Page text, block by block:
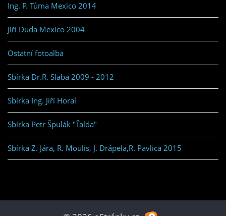
Ing. P. Tůma Mexico 2014
Jiří Duda Mexico 2004
Ostatní fotoalba
Sbírka Dr.R. Slaba 2009 - 2012
Sbírka Ing. Jiří Horal
Sbírka Petr Špulák "Ťalda"
Sbírka Z. Jára, R. Moulis, J. Drápela,R. Pavlica 2015